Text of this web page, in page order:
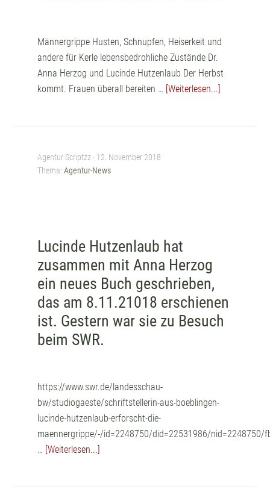
Männergrippe Husten, Schnupfen, Heiserkeit und
andere für Kerle lebensbedrohliche Zustände Dr.
Anna Herzog und Lucinde Hutzenlaub Der Herbst
kommt. Frauen überall bereiten … [Weiterlesen...]
Agentur Scriptzz · 12. November 2018
Thema:Agentur-News
Lucinde Hutzenlaub hat
zusammen mit Anna Herzog
ein neues Buch geschrieben,
das am 8.11.21018 erschienen
ist. Gestern war sie zu Besuch
beim SWR.
https://www.swr.de/landesschau-
bw/studiogaeste/schriftstellerin-aus-boeblingen-
lucinde-hutzenlaub-erforscht-die-
maennergrippe/-/id=2248750/did=22531986/nid=2248750/
… [Weiterlesen...]